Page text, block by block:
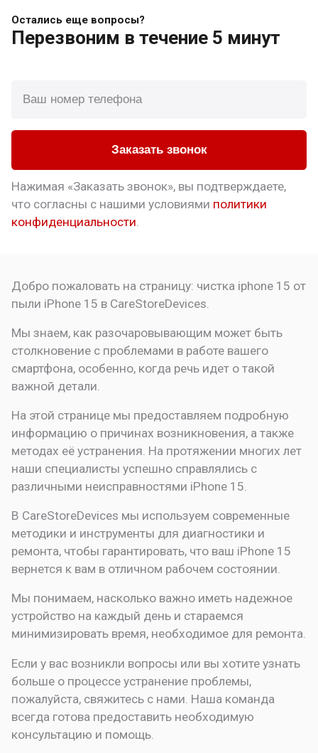
Остались еще вопросы?
Перезвоним в течение 5 минут
Заказать звонок
Нажимая «Заказать звонок», вы подтверждаете,
что согласны с нашими условиями политики
конфиденциальности
Добро пожаловать на страницу: чистка iphone 15 от
пыли iPhone 15 в CareStoreDevices.
Мы знаем, как разочаровывающим может быть
столкновение с проблемами в работе вашего
смартфона, особенно, когда речь идет о такой
важной детали.
На этой странице мы предоставляем подробную
информацию о причинах возникновения, а также
методах её устранения. На протяжении многих лет
наши специалисты успешно справлялись с
различными неисправностями iPhone 15.
В CareStoreDevices мы используем современные
методики и инструменты для диагностики и
ремонта, чтобы гарантировать, что ваш iPhone 15
вернется к вам в отличном рабочем состоянии.
Мы понимаем, насколько важно иметь надежное
устройство на каждый день и стараемся
минимизировать время, необходимое для ремонта.
Если у вас возникли вопросы или вы хотите узнать
больше о процессе устранение проблемы,
пожалуйста, свяжитесь с нами. Наша команда
всегда готова предоставить необходимую
консультацию и помощь.